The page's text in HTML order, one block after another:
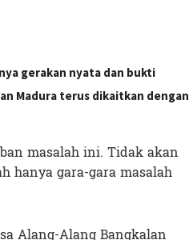
gerakan nyata dan bukti
Madura terus dikaitkan dengan
masalah ini. Tidak akan
hanya gara-gara masalah
Alang-Alang Bangkalan